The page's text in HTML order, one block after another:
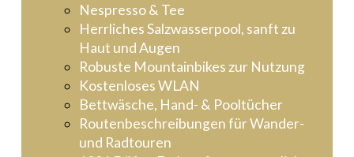
Nespresso & Tee
Herrliches Salzwasserpool, sanft zu
Haut und Augen
Robuste Mountainbikes zur Nutzung
Kostenloses WLAN
Bettwäsche, Hand- & Pooltücher
Routenbeschreibungen für Wander-
und Radtouren